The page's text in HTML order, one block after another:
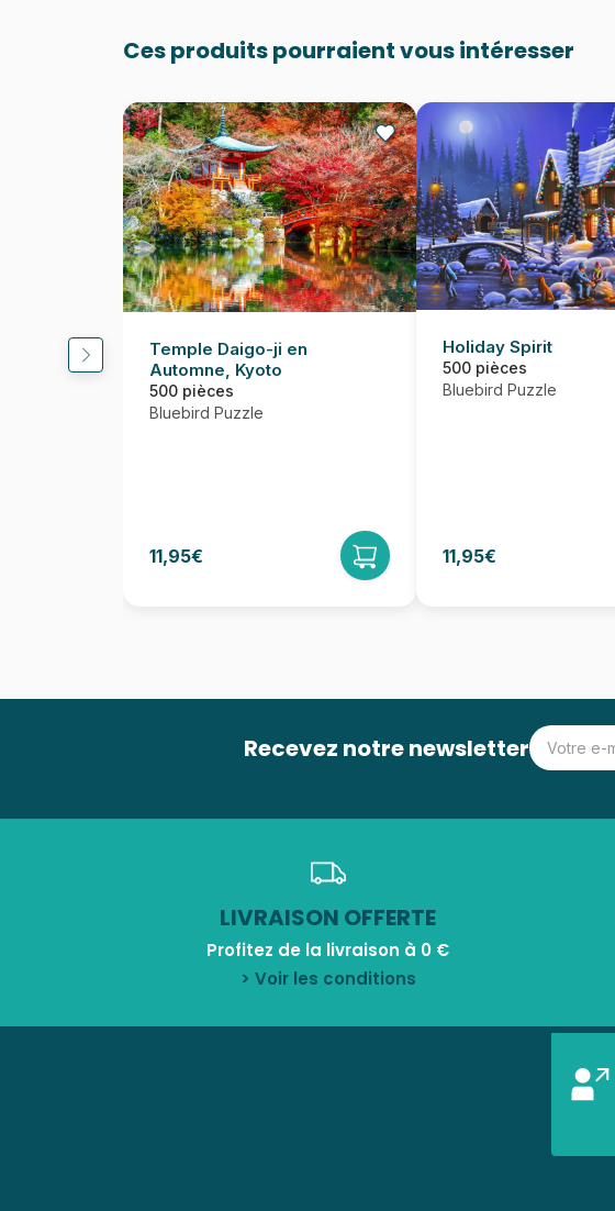
Ces produits pourraient vous intéresser
Temple Daigo-ji en
Automne, Kyoto
500 pièces
Bluebird Puzzle
11,95€
Holiday Spirit
500 pièces
Bluebird Puzzle
11,95€
Recevez notre newsletter
LIVRAISON OFFERTE
Profitez de la livraison à 0 €
> Voir les conditions